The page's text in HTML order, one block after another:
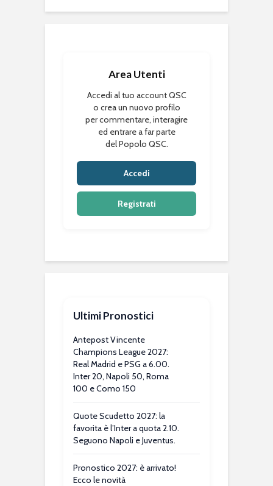
Area Utenti
Accedi al tuo account QSC
o crea un nuovo profilo
per commentare, interagire
ed entrare a far parte
del Popolo QSC.
Accedi
Registrati
Ultimi Pronostici
Antepost Vincente
Champions League 2027:
Real Madrid e PSG a 6.00.
Inter 20, Napoli 50, Roma
100 e Como 150
Quote Scudetto 2027: la
favorita è l’Inter a quota 2.10.
Seguono Napoli e Juventus.
Pronostico 2027: è arrivato!
Ecco le novità